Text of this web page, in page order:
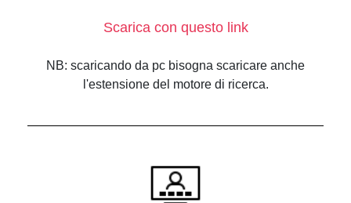
Scarica con questo link
NB: scaricando da pc bisogna scaricare anche
l'estensione del motore di ricerca.